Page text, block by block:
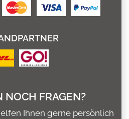
NOCH FRAGEN?
Ihnen gerne persönlich